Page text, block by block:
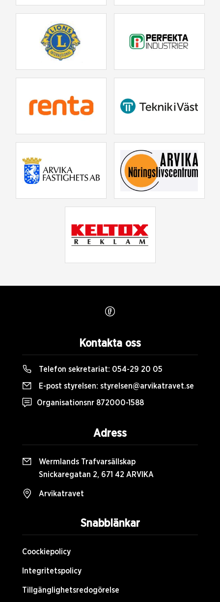
Snabblänkar
Coockiepolicy
Integritetspolicy
Tillgänglighetsredogörelse
Kontakta oss
Telefon sekretariat: 054-29 20 05
E-post styrelsen: styrelsen@arvikatravet.se
Organisationsnr 872000-1588
Adress
Wermlands Trafvarsällskap
Snickaregatan 2, 671 42 ARVIKA
Arvikatravet